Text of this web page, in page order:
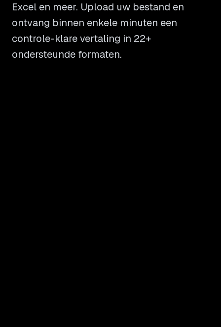
Excel en meer. Upload uw bestand en
ontvang binnen enkele minuten een
controle-klare vertaling in 22+
ondersteunde formaten.